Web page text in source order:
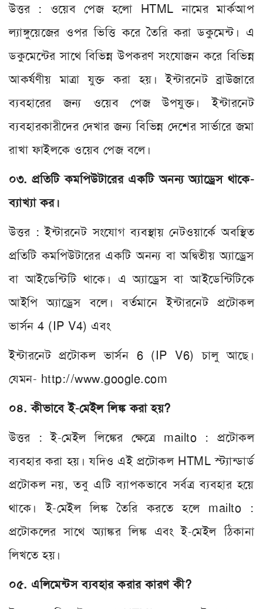
উত্তর : ওয়েব পেজ হলো HTML নামের মার্কআপ
ল্যাঙ্গুয়েজের ওপর ভিত্তি করে তৈরি করা ডকুমেন্ট। এ
ডকুমেন্টের সাথে বিভিন্ন উপকরণ সংযোজন করে বিভিন্ন
আকর্ষণীয় মাত্রা যুক্ত করা হয়। ইন্টারনেট ব্রাউজারে
ব্যবহারের জন্য ওয়েব পেজ উপযুক্ত। ইন্টারনেট
ব্যবহারকারীদের দেখার জন্য বিভিন্ন দেশের সার্ভারে জমা
রাখা ফাইলকে ওয়েব পেজ বলে।
০৩. প্রতিটি কমপিউটারের একটি অনন্য অ্যাড্রেস থাকে-
ব্যাখ্যা কর।
উত্তর : ইন্টারনেট সংযোগ ব্যবস্থায় নেটওয়ার্কে অবস্থিত
প্রতিটি কমপিউটারের একটি অনন্য বা অদ্বিতীয় অ্যাড্রেস
বা আইডেন্টিটি থাকে। এ অ্যাড্রেস বা আইডেন্টিটিকে
আইপি অ্যাড্রেস বলে। বর্তমানে ইন্টারনেট প্রটোকল
ভার্সন 4 (IP V4) এবং
ইন্টারনেট প্রটোকল ভার্সন 6 (IP V6) চালু আছে।
যেমন- http://www.google.com
০৪. কীভাবে ই-মেইল লিঙ্ক করা হয়?
উত্তর : ই-মেইল লিঙ্কের ক্ষেত্রে mailto : প্রটোকল
ব্যবহার করা হয়। যদিও এই প্রটোকল HTML স্ট্যান্ডার্ড
প্রটোকল নয়, তবু এটি ব্যাপকভাবে সর্বত্র ব্যবহার হয়ে
থাকে। ই-মেইল লিঙ্ক তৈরি করতে হলে mailto :
প্রটোকলের সাথে অ্যাঙ্কর লিঙ্ক এবং ই-মেইল ঠিকানা
লিখতে হয়।
০৫. এলিমেন্টস ব্যবহার করার কারণ কী?